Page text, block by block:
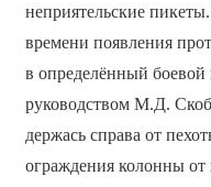
неприятельские
времени появления
в определённый боевой
руководством М.Д.
держась справа от
ограждения колонны